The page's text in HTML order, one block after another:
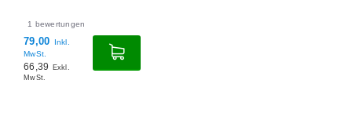
1 bewertungen
79,00
Inkl.
MwSt.
66,39
Exkl.
MwSt.